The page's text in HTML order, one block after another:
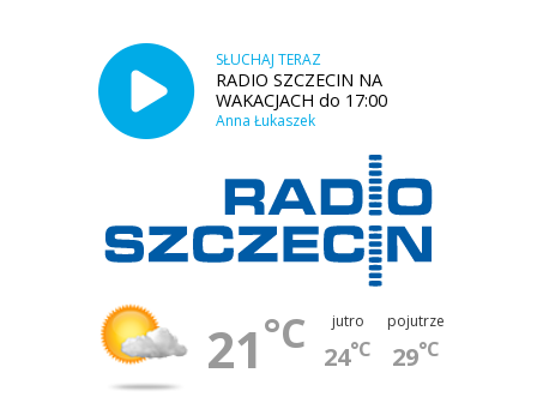
SŁUCHAJ TERAZ
RADIO SZCZECIN NA
WAKACJACH do 17:00
Anna Łukaszek
21°C jutro
24°C
pojutrze
29°C